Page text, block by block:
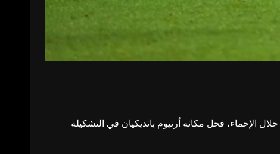
الإحماء، فحل مكانه أرتيوم بانديكيان في التشكيلة